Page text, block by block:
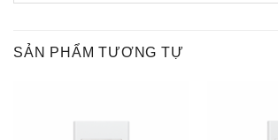
SẢN PHẨM TƯƠNG TỰ